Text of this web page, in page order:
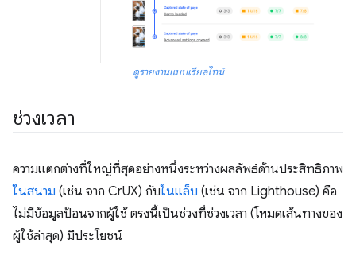
ดูรายงานแบบเรียลไทม์
ช่วงเวลา
ความแตกต่างที่ใหญ่ที่สุดอย่างหนึ่งระหว่างผลลัพธ์ด้านประสิทธิภาพ
ในสนาม (เช่น จาก CrUX) กับในแล็บ (เช่น จาก Lighthouse) คือ
ไม่มีข้อมูลป้อนจากผู้ใช้ ตรงนี้เป็นช่วงที่ช่วงเวลา (โหมดเส้นทางของ
ผู้ใช้ล่าสุด) มีประโยชน์